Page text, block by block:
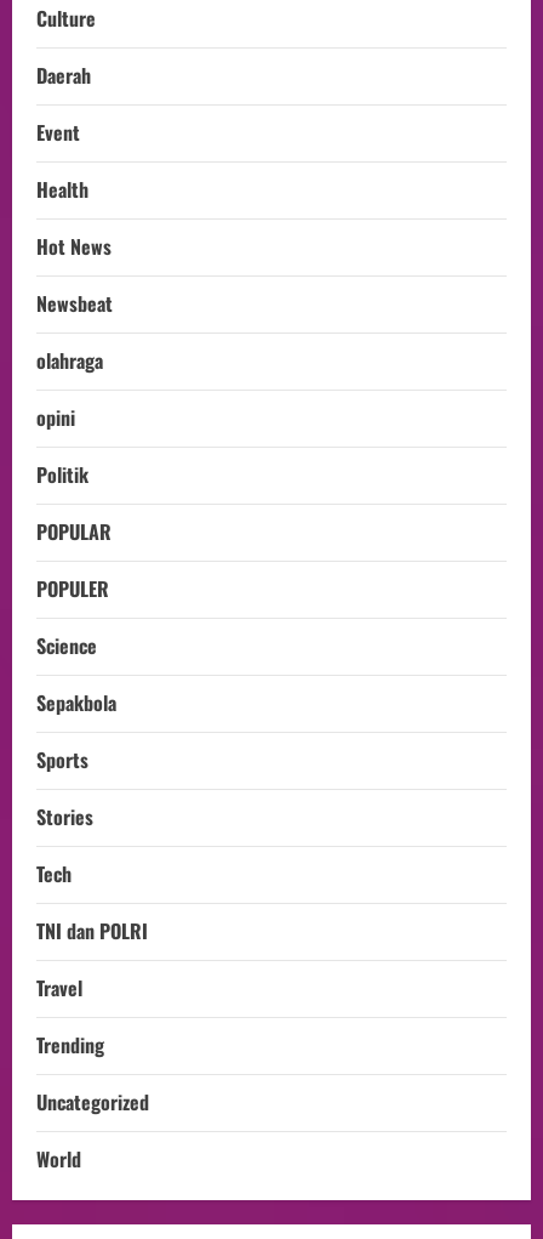
Culture
Daerah
Event
Health
Hot News
Newsbeat
olahraga
opini
Politik
POPULAR
POPULER
Science
Sepakbola
Sports
Stories
Tech
TNI dan POLRI
Travel
Trending
Uncategorized
World